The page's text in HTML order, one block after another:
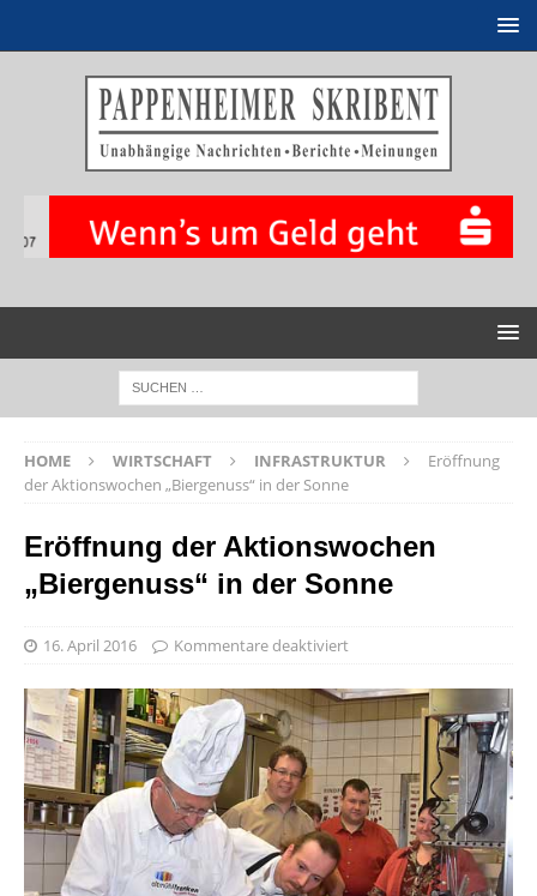
HOME WIRTSCHAFT INFRASTRUKTUR
Eröffnung
der Aktionswochen „Biergenuss“ in der Sonne
Eröffnung der Aktionswochen
„Biergenuss“ in der Sonne
16. April 2016 Kommentare deaktiviert